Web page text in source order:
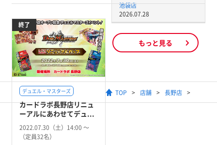
池袋店
2026.07.28
終了
デュエル・マスターズ
カードラボ長野店リニュ
ーアルにあわせてデュ...
2022.07.30（土）14:00 〜
（定員32名）
もっと見る
TOP 店舗 長野店